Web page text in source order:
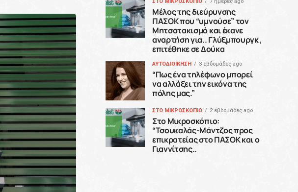
Μέλος της διεύρυνσης
ΠΑΣΟΚ που “υμνούσε” τον
Μητσοτακισμό και έκανε
αναρτήση για.. Γλύξμπουργκ ,
επιτέθηκε σε Δούκα
ΑΥΤΟΔΙΟΙΚΗΣΗ 3 εβδομάδες ago
“Πως ένα τηλέφωνο μπορεί
να αλλάξει την εικόνα της
πόλης μας.”
ΣΤΟ ΜΙΚΡΟΣΚΟΠΙΟ 2 εβδομάδες ago
Στο Μικροσκόπιο:
“Τσουκαλάς-Μάντζος προς
επικρατείας στο ΠΑΣΟΚ και ο
Γιαννίτσης..